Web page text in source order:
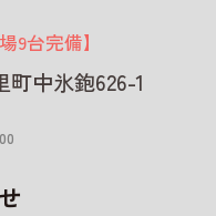
9台完備】
町中氷鉋626-1